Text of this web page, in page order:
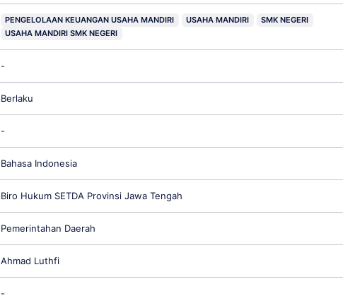
PENGELOLAAN KEUANGAN USAHA MANDIRI USAHA MANDIRI
SMK NEGERI
USAHA MANDIRI SMK NEGERI
-
Berlaku
-
Bahasa Indonesia
Biro Hukum SETDA Provinsi Jawa Tengah
Pemerintahan Daerah
Ahmad Luthfi
-